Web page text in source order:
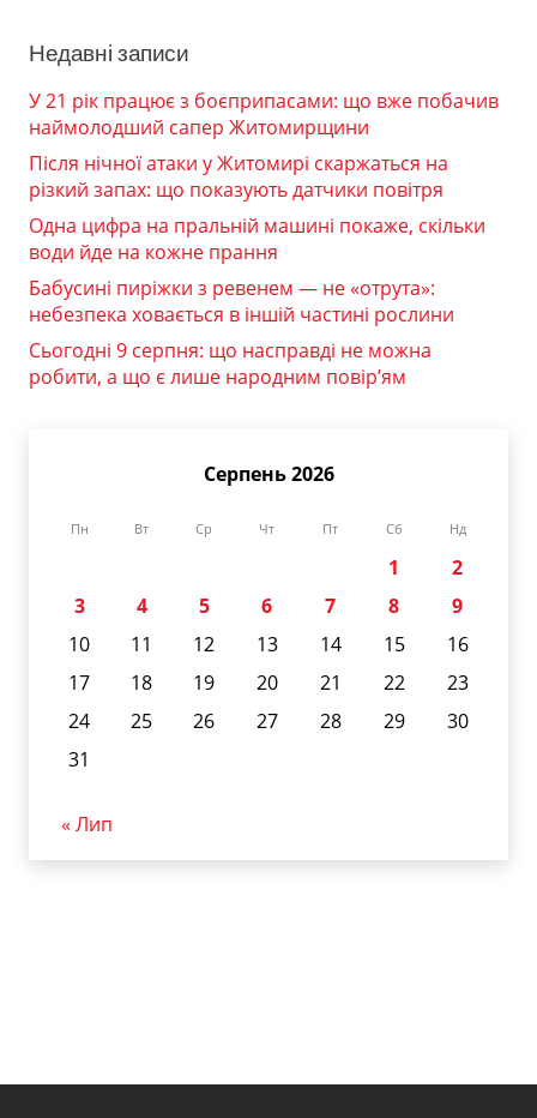
Недавні записи
У 21 рік працює з боєприпасами: що вже побачив
наймолодший сапер Житомирщини
Після нічної атаки у Житомирі скаржаться на
різкий запах: що показують датчики повітря
Одна цифра на пральній машині покаже, скільки
води йде на кожне прання
Бабусині пиріжки з ревенем — не «отрута»:
небезпека ховається в іншій частині рослини
Сьогодні 9 серпня: що насправді не можна
робити, а що є лише народним повір’ям
Серпень 2026
Пн Вт Ср Чт Пт Сб Нд
1
2
3
4 5 6 7 8
9
10
11 12 13 14 15
16
17
18 19 20 21 22
23
24
25 26 27 28 29
30
31
« Лип